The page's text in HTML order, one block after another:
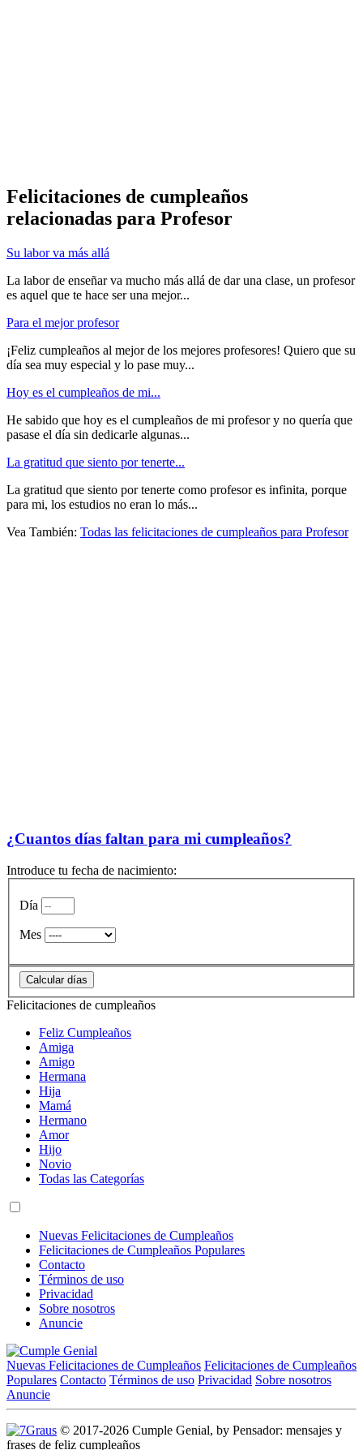
Felicitaciones de cumpleaños
relacionadas para Profesor
Su labor va más allá
La labor de enseñar va mucho más allá de dar una clase, un profesor
es aquel que te hace ser una mejor...
Para el mejor profesor
¡Feliz cumpleaños al mejor de los mejores profesores! Quiero que su
día sea muy especial y lo pase muy...
Hoy es el cumpleaños de mi...
He sabido que hoy es el cumpleaños de mi profesor y no quería que
pasase el día sin dedicarle algunas...
La gratitud que siento por tenerte...
La gratitud que siento por tenerte como profesor es infinita, porque
para mi, los estudios no eran lo más...
Vea También: Todas las felicitaciones de cumpleaños para Profesor
¿Cuantos días faltan para mi cumpleaños?
Introduce tu fecha de nacimiento:
Día
Mes
Felicitaciones de cumpleaños
Feliz Cumpleaños
Amiga
Amigo
Hermana
Hija
Mamá
Hermano
Amor
Hijo
Novio
Todas las Categorías
Nuevas Felicitaciones de Cumpleaños
Felicitaciones de Cumpleaños Populares
Contacto
Términos de uso
Privacidad
Sobre nosotros
Anuncie
Nuevas Felicitaciones de Cumpleaños Felicitaciones de Cumpleaños
Populares Contacto Términos de uso Privacidad Sobre nosotros
Anuncie
© 2017-2026 Cumple Genial, by Pensador: mensajes y
frases de feliz cumpleaños